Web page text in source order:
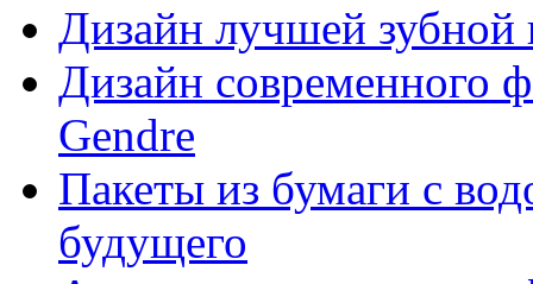
Дизайн лучшей
Дизайн современного
Gendre
Пакеты из бумаги с
будущего